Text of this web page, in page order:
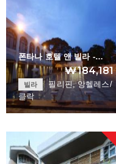
폰타나 호텔 앤 빌라 -…
₩184,181
빌라
필리핀, 앙헬레스/
클락
Fontana Hotel and…
+